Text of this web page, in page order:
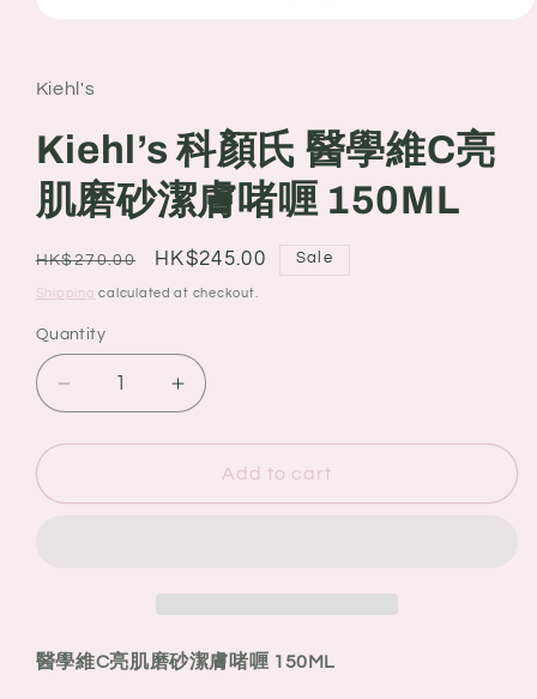
in
modal
Kiehl's
Kiehl’s 科顏氏 醫學維C亮
肌磨砂潔膚啫喱 150ML
Regular
price
HK$270.00
Sale
price
HK$245.00 Sale
Shipping calculated at checkout.
Quantity
Quantity
Decrease
quantity
for
科
維
Increase
quantity
for
Kiehl’s
科
醫
維
Add to cart
醫學維C亮肌磨砂潔膚啫喱 150ML